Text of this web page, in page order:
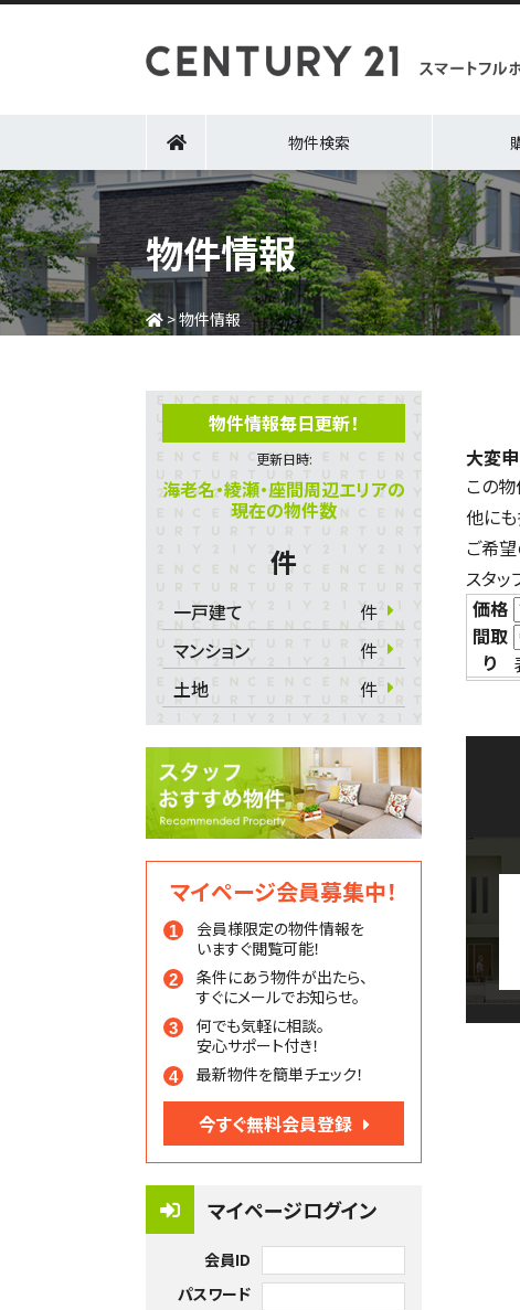
物件検索
物件情報
>物件情報
物件情報毎日更新！
更新日時:
海老名・綾瀬・座間周辺エリアの
現在の物件数
件
一戸建て
件
マンション
件
土地
件
マイページ会員募集中！
会員様限定の物件情報を
いますぐ閲覧可能！
条件にあう物件が出たら、
すぐにメールでお知らせ。
何でも気軽に相談。
安心サポート付き！
最新物件を簡単チェック！
今すぐ無料会員登録
マイページログイン
会員ID
パスワード
大変申
この
他に
ご希
スタッ
価格
間取
り